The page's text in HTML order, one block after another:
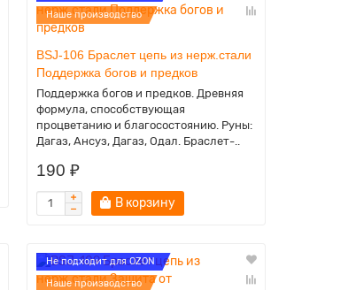
Наше производство
BSJ-106 Браслет цепь из нерж.стали
Поддержка богов и предков
Поддержка богов и предков. Древняя
формула, способствующая
процветанию и благосостоянию. Руны:
Дагаз, Ансуз, Дагаз, Одал. Браслет-..
190 ₽
В корзину
Не подходит для OZON
Наше производство